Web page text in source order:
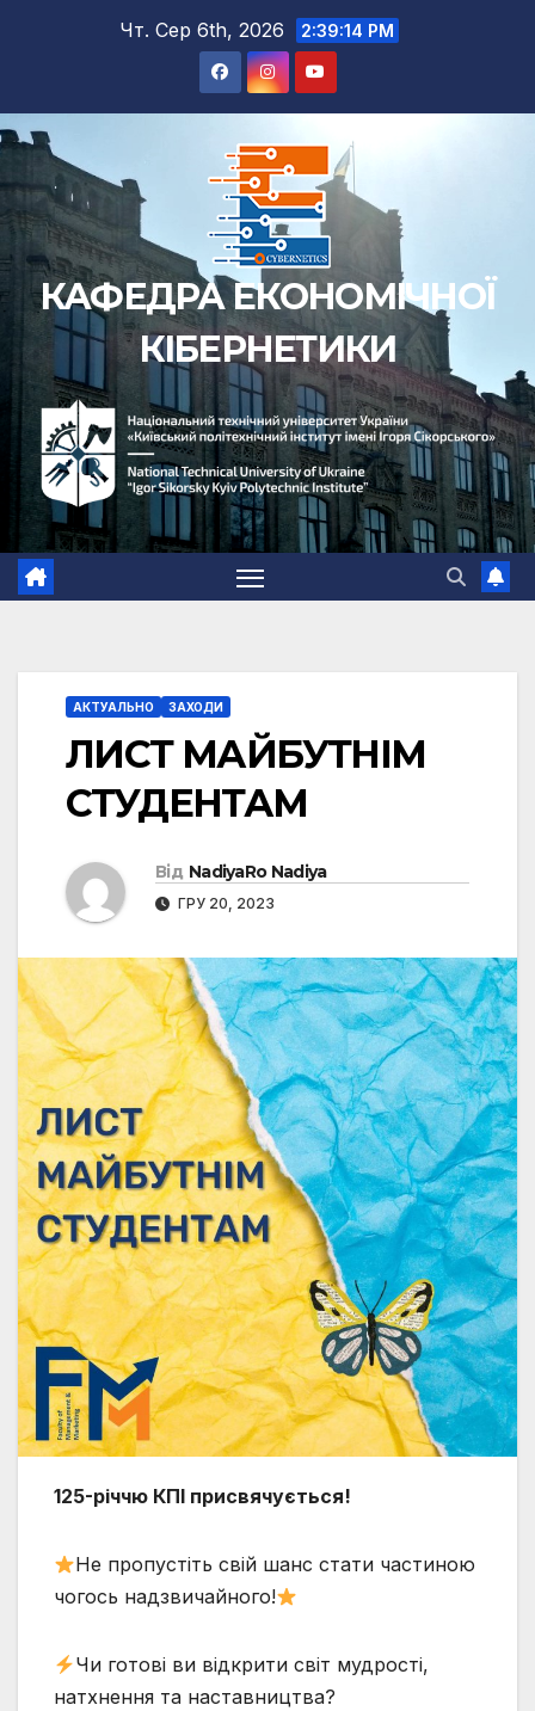
Чт. Сер 6th, 2026 2:39:15 PM
КАФЕДРА ЕКОНОМІЧНОЇ
КІБЕРНЕТИКИ
АКТУАЛЬНО ЗАХОДИ
ЛИСТ МАЙБУТНІМ
СТУДЕНТАМ
Від NadiyaRo Nadiya
ГРУ 20, 2023
125-річчю КПІ присвячується!
Не пропустіть свій шанс стати частиною
чогось надзвичайного!
Чи готові ви відкрити світ мудрості,
натхнення та наставництва?